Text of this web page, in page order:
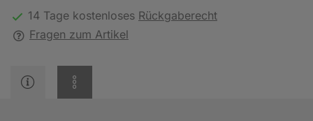
14 Tage kostenloses Rückgaberecht
Fragen zum Artikel